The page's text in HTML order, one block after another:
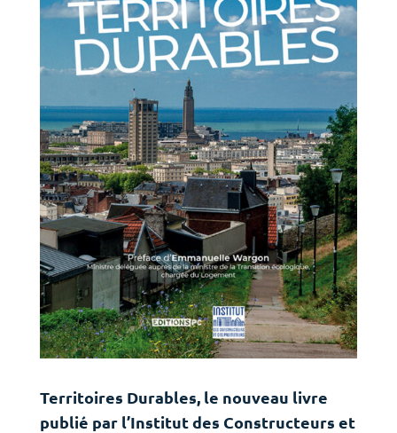
Territoires Durables, le nouveau livre
publié par l’Institut des Constructeurs et